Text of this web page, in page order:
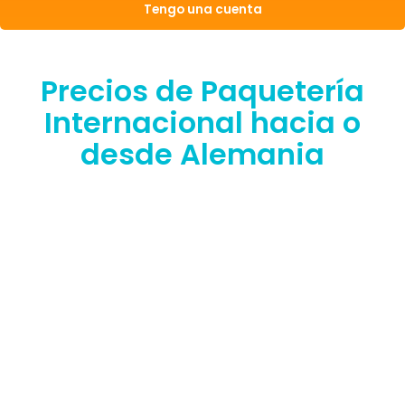
Tengo una cuenta
Precios de Paquetería
Internacional hacia o
desde Alemania